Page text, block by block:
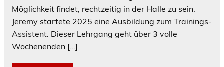
Möglichkeit findet, rechtzeitig in der Halle zu sein.
Jeremy startete 2025 eine Ausbildung zum Trainings-
Assistent. Dieser Lehrgang geht über 3 volle
Wochenenden […]